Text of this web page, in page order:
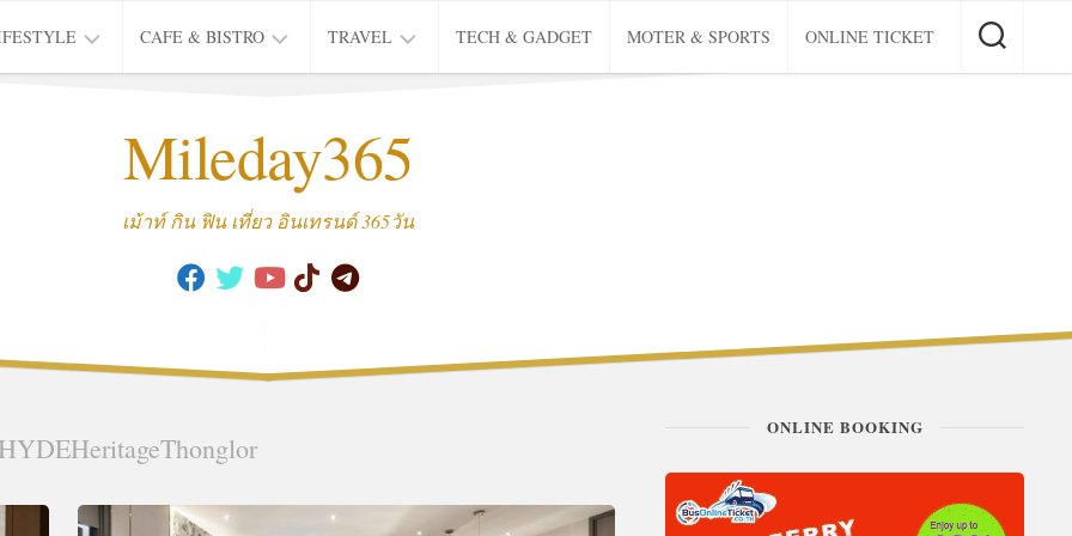
CAFE & BISTRO
CAFE
TRAVEL
THAI
TRIP
TECH & GADGET MOTER & SPORTS ONLINE TICKET
Mileday365
เม้าท์ กิน ฟิน เที่ยว อินเทรนด์ 365วัน
HYDEHeritageThonglor
ONLINE BOOKING